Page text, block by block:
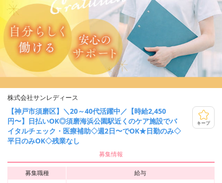
株式会社サンレディース
【神戸市須磨区】＼20～40代活躍中／【時給2,450
円〜】日払いOK◎須磨海浜公園駅近くのケア施設でバ
イタルチェック・医療補助◇週2日〜でOK★日勤のみ◇
平日のみOK◇残業なし
キープ
募集情報
募集職種
給与